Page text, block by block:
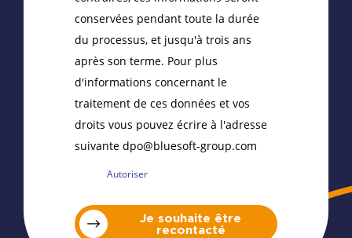
conservées pendant toute la durée
du processus, et jusqu'à trois ans
après son terme. Pour plus
d'informations concernant le
traitement de ces données et vos
droits vous pouvez écrire à l'adresse
suivante dpo@bluesoft-group.com
Autoriser
Je souhaite être
recontacté